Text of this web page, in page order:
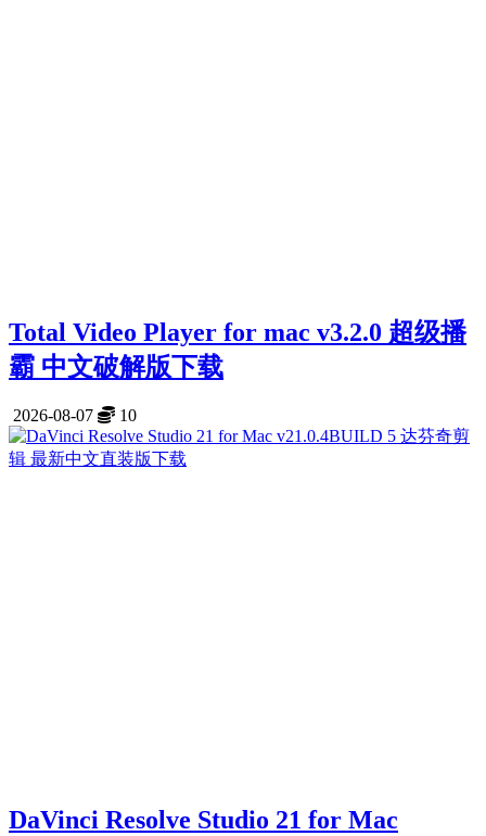
Total Video Player for mac v3.2.0 超级播
霸 中文破解版下载
2026-08-07 10
DaVinci Resolve Studio 21 for Mac